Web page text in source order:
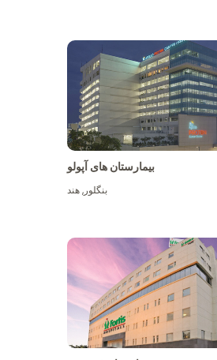
بیمارستان های آپولو
بنگلور,هند